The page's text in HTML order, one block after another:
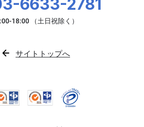
6633-2781
サイトトップへ